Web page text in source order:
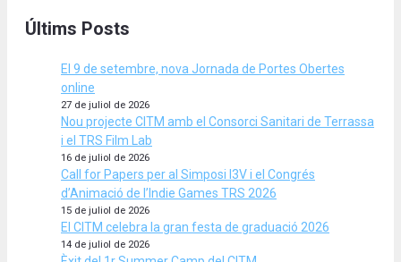
Últims Posts
El 9 de setembre, nova Jornada de Portes Obertes
online
27 de juliol de 2026
Nou projecte CITM amb el Consorci Sanitari de Terrassa
i el TRS Film Lab
16 de juliol de 2026
Call for Papers per al Simposi I3V i el Congrés
d’Animació de l’Indie Games TRS 2026
15 de juliol de 2026
El CITM celebra la gran festa de graduació 2026
14 de juliol de 2026